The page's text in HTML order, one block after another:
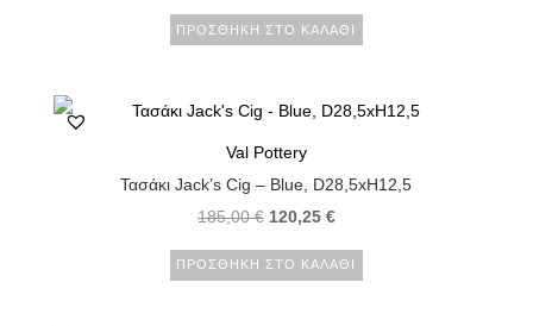
ΠΡΟΣΘΉΚΗ ΣΤΟ ΚΑΛΆΘΙ
Val Pottery
Τασάκι Jack’s Cig – Blue, D28,5xH12,5
185,00€ 120,25 €
ΠΡΟΣΘΉΚΗ ΣΤΟ ΚΑΛΆΘΙ